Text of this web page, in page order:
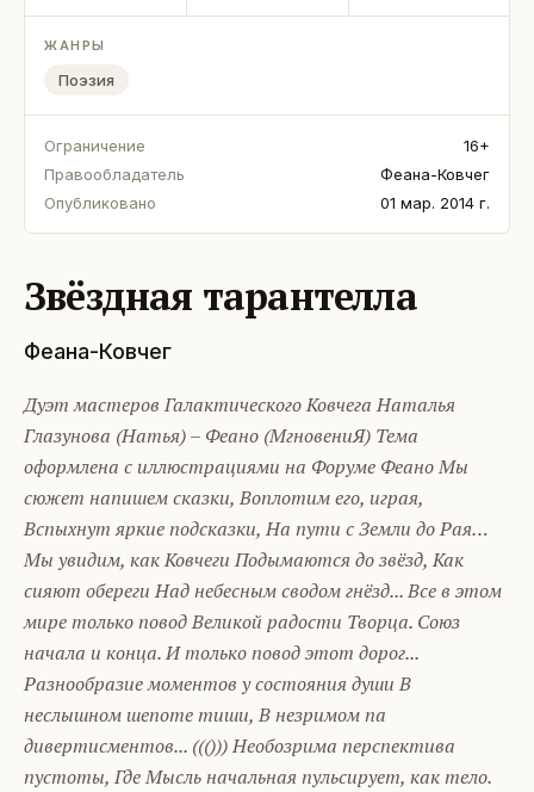
ЖАНРЫ
Поэзия
Ограничение
16+
Правообладатель
Феана-Ковчег
Опубликовано
01 мар. 2014 г.
Звёздная тарантелла
Феана-Ковчег
Дуэт мастеров Галактического Ковчега Наталья
Глазунова (Натья) – Феано (МгновениЯ) Тема
оформлена с иллюстрациями на Форуме Феано Мы
сюжет напишем сказки, Воплотим его, играя,
Вспыхнут яркие подсказки, На пути с Земли до Рая…
Мы увидим, как Ковчеги Подымаются до звёзд, Как
сияют обереги Над небесным сводом гнёзд... Все в этом
мире только повод Великой радости Творца. Союз
начала и конца. И только повод этот дорог...
Разнообразие моментов у состояния души В
неслышном шепоте тиши, В незримом па
дивертисментов... ((())) Необозрима перспектива
пустоты, Где Мысль начальная пульсирует, как тело.